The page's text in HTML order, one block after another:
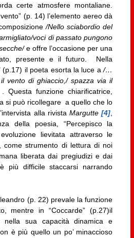
certe atmosfere montaliane.
(p. 14) l’elemento aereo dà
/Nello sciabordio del
voci di passato pungono
e offre l’occasione per una
presente e il futuro. Nella
(p.17) il poeta esorta la luce a/…
vento di ghiaccio,/ spazza via il
. Questa funzione chiarificatrice,
si può ricollegare a quello che lo
alla rivistaMargutte[4]
della poesia, “Percepisco la
lievitata attraverso le
come strumento di lettura di noi
liberata dai pregiudizi e dai
più difficile staccarsi narrando
(p. 22) prevale la funzione
mentre in “Coccarde” (p.27)il
sua capacità dinamica e
è più quello un po’ minaccioso